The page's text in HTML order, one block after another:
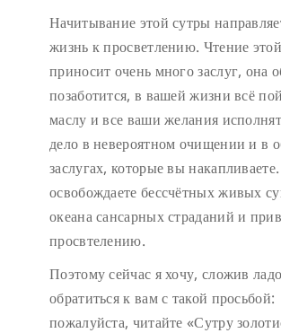
Начитывание этой сутры
жизнь к просветлению. Чтение
приносит очень много заслуг, она
позаботится, в вашей жизни всё
маслу и все ваши желания
дело в невероятном очищении и в
заслугах, которые вы
освобождаете бессчётных живых
океана сансарных страданий и
просвтелению.
Поэтому сейчас я хочу, сложив
обратиться к вам с такой просьбой:
пожалуйста, читайте «Сутру